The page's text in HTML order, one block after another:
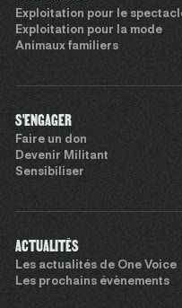
Exploitation pour le
Exploitation pour la mode
Animaux familiers
S'ENGAGER
Faire un don
Devenir Militant
Sensibiliser
ACTUALITÉS
Les actualités de One Voice
Les prochains évènements